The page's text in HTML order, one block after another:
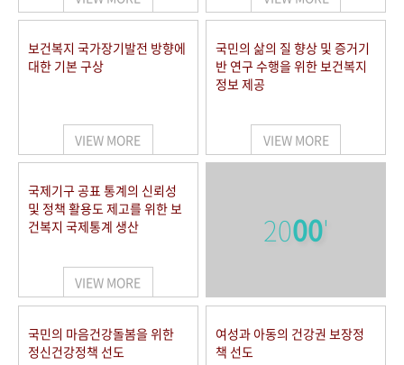
보건복지 국가장기발전 방향에
대한 기본 구상
VIEW MORE
국민의 삶의 질 향상 및 증거기
반 연구 수행을 위한 보건복지
정보 제공
VIEW MORE
국제기구 공표 통계의 신뢰성
및 정책 활용도 제고를 위한 보
건복지 국제통계 생산
VIEW MORE
2000'
국민의 마음건강돌봄을 위한
정신건강정책 선도
여성과 아동의 건강권 보장정
책 선도